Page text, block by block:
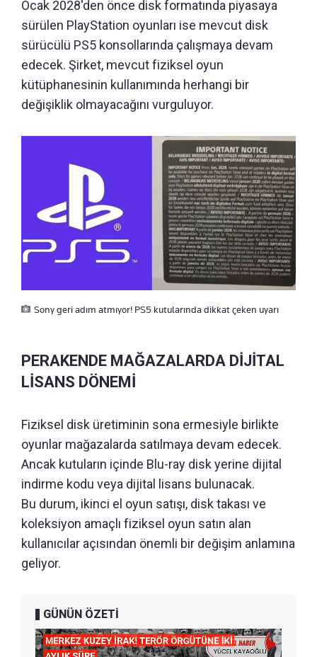
Ocak 2028'den önce disk formatında piyasaya
sürülen PlayStation oyunları ise mevcut disk
sürücülü PS5 konsollarında çalışmaya devam
edecek. Şirket, mevcut fiziksel oyun
kütüphanesinin kullanımında herhangi bir
değişiklik olmayacağını vurguluyor.
Sony geri adım atmıyor! PS5 kutularında dikkat çeken uyarı
PERAKENDE MAĞAZALARDA DİJİTAL
LİSANS DÖNEMİ
Fiziksel disk üretiminin sona ermesiyle birlikte
oyunlar mağazalarda satılmaya devam edecek.
Ancak kutuların içinde Blu-ray disk yerine dijital
indirme kodu veya dijital lisans bulunacak.
Bu durum, ikinci el oyun satışı, disk takası ve
koleksiyon amaçlı fiziksel oyun satın alan
kullanıcılar açısından önemli bir değişim anlamına
geliyor.
GÜNÜN ÖZETİ